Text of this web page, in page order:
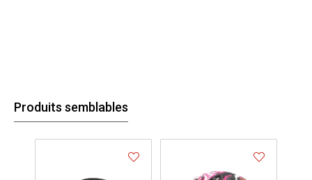
Produits semblables